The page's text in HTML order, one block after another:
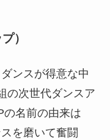
）
ンスが得意な中
の次世代ダンスア
の名前の由来は
を磨いて奮闘